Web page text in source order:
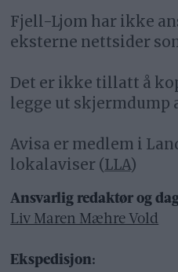
Fjell-Ljom har ikke
eksterne nettsider
Det er ikke tillatt å
legge ut skjermdump
Avisa er medlem i
lokalaviser (LLA)
Ansvarlig redaktør og
Liv Maren Mæhre Vold
Ekspedisjon: